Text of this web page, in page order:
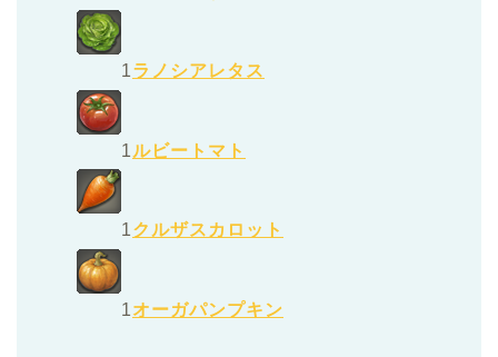
1ラノシアレタス
1ルビートマト
1クルザスカロット
1オーガパンプキン